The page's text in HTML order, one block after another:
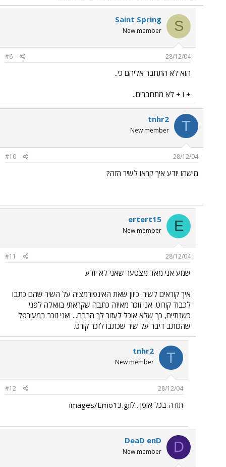
S
Saint Spring
New member
28/12/04
#6
הוא לא התחבר אליהם כי..
+ ו + לא מתחברים..
T
tnhr2
New member
28/12/04
#10
מישהו יודע איך קראו לשיר הזה?
E
ertert15
New member
28/12/04
#11
שמע אני מאד מצטער שאני לא יודע
איך קוראים לשיר. כיוון שאת האינפורמציה על השיר שהם כתבו
לכבוד קורוט. אני זוכר מאיזה כתבה שקראתי בוואלה לפני
כשנתיים, כך שלא אוכל לעזור לך הרבה... ואני זוכר במעורפל
שהכותב דיבר על שיר שכתבו לזכר קורט.
T
tnhr2
New member
28/12/04
#12
תודה בכל אופן ../images/Emo13.gif
D
DeaD enD
New member